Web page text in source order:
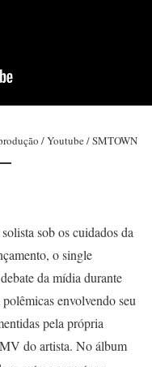
/ Youtube / SMTOWN
sob os cuidados da
o single
da mídia durante
envolvendo seu
pela própria
do artista. No álbum